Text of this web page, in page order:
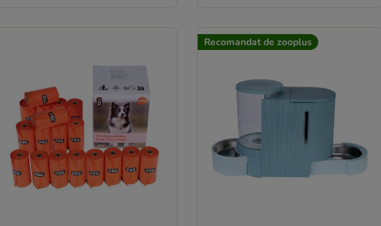
Recomandat de zooplus